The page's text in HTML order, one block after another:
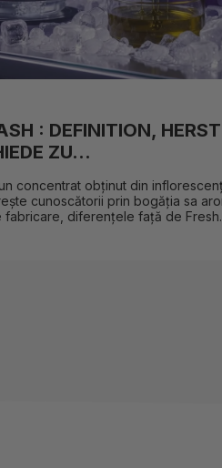
: DEFINITION,
ZU...
concentrat obținut din
cunoscătorii prin bogăția sa
fabricare, diferențele față de